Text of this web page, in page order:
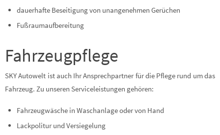
dauerhafte Beseitigung von unangenehmen Gerüchen
Fußraumaufbereitung
Fahrzeugpflege
SKY Autowelt ist auch Ihr Ansprechpartner für die Pflege rund um das
Fahrzeug. Zu unseren Serviceleistungen gehören:
Fahrzeugwäsche in Waschanlage oder von Hand
Lackpolitur und Versiegelung